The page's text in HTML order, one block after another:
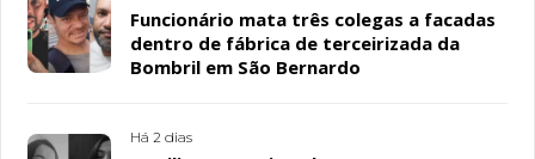
Funcionário mata três colegas a facadas
dentro de fábrica de terceirizada da
Bombril em São Bernardo
Há 2 dias